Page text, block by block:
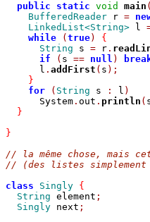
public
static void main (
BufferedReader r =
LinkedList<String> l
while
( true)
{
String s = r .
if
( s == null )
      l
. addFirst ( s );
}
for
( String s : l )
      System
. out . println (
}
}
// la même chose, mais
// (des listes
class
Singly {
String element ;
Singly next ;